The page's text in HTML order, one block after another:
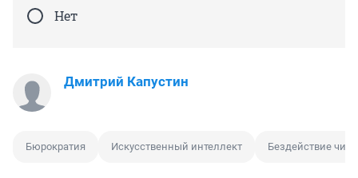
Нет
Дмитрий Капустин
Бюрократия Искусственный интеллект Бездействие